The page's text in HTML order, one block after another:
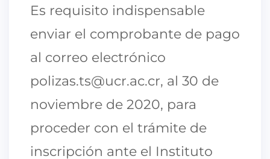
Es requisito indispensable
enviar el comprobante de pago
al correo electrónico
polizas.ts@ucr.ac.cr, al 30 de
noviembre de 2020, para
proceder con el trámite de
inscripción ante el Instituto